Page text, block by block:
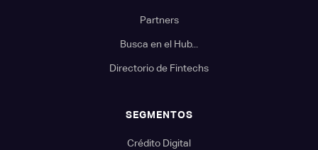
Partners
Busca en el Hub...
Directorio de Fintechs
SEGMENTOS
Crédito Digital